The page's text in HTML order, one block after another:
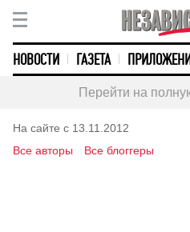
НОВОСТИ ГАЗЕТА
Перейти на
На сайте с 13.11.2012
Все авторы
Все блоггеры